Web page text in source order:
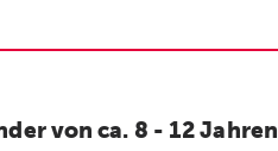
von ca. 8 - 12 Jahren